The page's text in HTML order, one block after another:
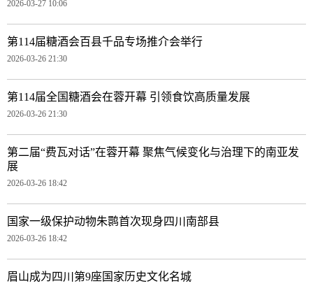
2026-03-27 10:06
第114届糖酒会百县千品专场推介会举行
2026-03-26 21:30
第114届全国糖酒会在蓉开幕 引领食饮高质量发展
2026-03-26 21:30
第二届“费瓦对话”在蓉开幕 聚焦气候变化与治理下的南亚发
展
2026-03-26 18:42
国家一级保护动物朱鹮首次现身四川南部县
2026-03-26 18:42
眉山成为四川第9座国家历史文化名城